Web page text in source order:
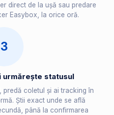
direct de la ușă sau predare
Easybox, la orice oră.
3
urmărește statusul
predă coletul și ai tracking în
Știi exact unde se află
până la confirmarea